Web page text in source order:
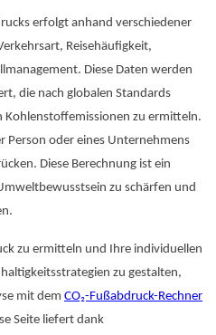
erfolgt anhand verschiedener
Reisehäufigkeit,
Diese Daten werden
die nach globalen Standards
Kohlenstoffemissionen zu ermitteln.
Person oder eines Unternehmens
Diese Berechnung ist ein
zu schärfen und
zu ermitteln und Ihre individuellen
zu gestalten,
mit dem CO₂-Fußabdruck-Rechner
Seite liefert dank